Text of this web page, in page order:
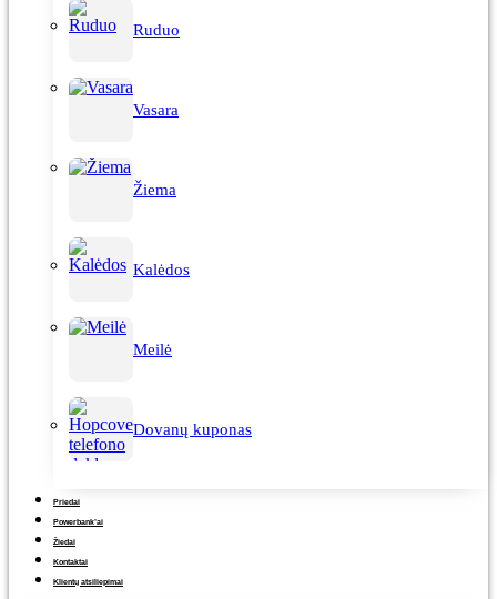
Ruduo
Vasara
Žiema
Kalėdos
Meilė
Dovanų kuponas
Priedai
Powerbank’ai
Žiedai
Kontaktai
Klientų atsiliepimai